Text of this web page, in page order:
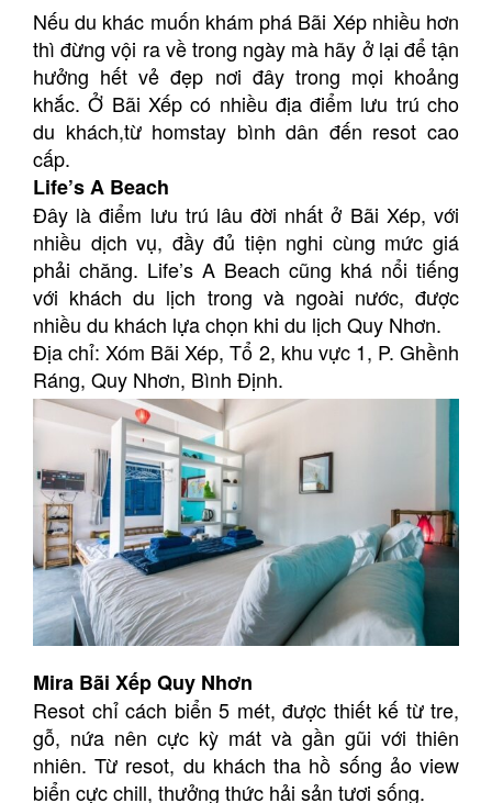
Nếu du khác muốn khám phá Bãi Xép nhiều hơn
thì đừng vội ra về trong ngày mà hãy ở lại để tận
hưởng hết vẻ đẹp nơi đây trong mọi khoảng
khắc. Ở Bãi Xếp có nhiều địa điểm lưu trú cho
du khách,từ homstay bình dân đến resot cao
cấp.
Life’s A Beach
Đây là điểm lưu trú lâu đời nhất ở Bãi Xép, với
nhiều dịch vụ, đầy đủ tiện nghi cùng mức giá
phải chăng. Life’s A Beach cũng khá nổi tiếng
với khách du lịch trong và ngoài nước, được
nhiều du khách lựa chọn khi du lịch Quy Nhơn.
Địa chỉ: Xóm Bãi Xép, Tổ 2, khu vực 1, P. Ghềnh
Ráng, Quy Nhơn, Bình Định.
Mira Bãi Xếp Quy Nhơn
Resot chỉ cách biển 5 mét, được thiết kế từ tre,
gỗ, nứa nên cực kỳ mát và gần gũi với thiên
nhiên. Từ resot, du khách tha hồ sống ảo view
biển cực chill, thưởng thức hải sản tươi sống.